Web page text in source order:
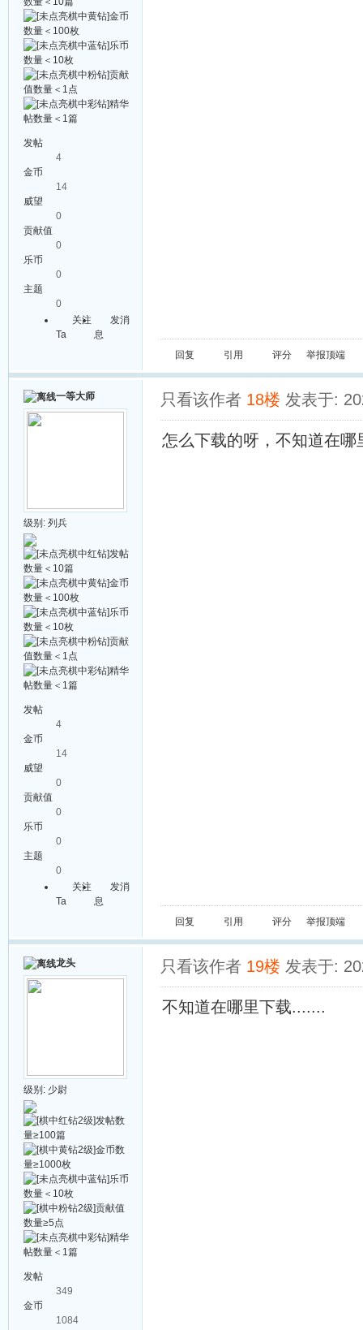
发帖
4
金币
14
威望
0
贡献值
0
乐币
0
主题
0
关注
Ta
发消
息
回复 引用 评分 举报顶端
一等大师
级别: 列兵
发帖
4
金币
14
威望
0
贡献值
0
乐币
0
主题
0
关注
Ta
发消
息
只看该作者 18楼 发表于:
怎么下载的呀，不知道在哪
回复 引用 评分 举报顶端
龙头
级别: 少尉
发帖
349
金币
1084
只看该作者 19楼 发表于:
不知道在哪里下载.......